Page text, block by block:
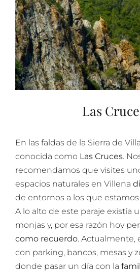
Las
En las faldas de la Sierra de
conocida como Las Cruces.
recomendamos que visites
espacios naturales en Villena
de entornos a los que
A lo alto de este paraje existía
monjas y, por esa razón hoy
como recuerdo. Actualmente,
con parking, bancos, mesas y
donde pasar un día con la